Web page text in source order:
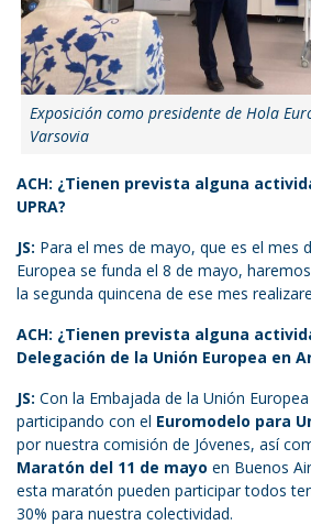
Exposición como presidente de Hola
Varsovia
ACH: ¿Tienen prevista alguna
UPRA?
JS: Para el mes de mayo, que es el mes
Europea se funda el 8 de mayo,
la segunda quincena de ese mes
ACH: ¿Tienen prevista alguna
Delegación de la Unión Europea en
JS: Con la Embajada de la Unión
participando con el Euromodelo para
por nuestra comisión de Jóvenes, así
Maratón del 11 de mayo en Buenos
esta maratón pueden participar todos
30% para nuestra colectividad.